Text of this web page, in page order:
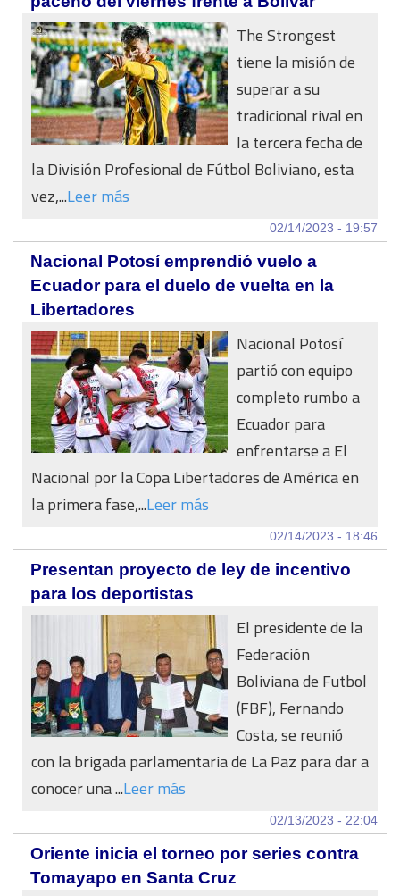
The Strongest
tiene la misión de
superar a su
tradicional rival en
la tercera fecha de
la División Profesional de Fútbol Boliviano, esta
vez,...Leer más
02/14/2023 - 19:57
Nacional Potosí emprendió vuelo a
Ecuador para el duelo de vuelta en la
Libertadores
Nacional Potosí
partió con equipo
completo rumbo a
Ecuador para
enfrentarse a El
Nacional por la Copa Libertadores de América en
la primera fase,...Leer más
02/14/2023 - 18:46
Presentan proyecto de ley de incentivo
para los deportistas
El presidente de la
Federación
Boliviana de Futbol
(FBF), Fernando
Costa, se reunió
con la brigada parlamentaria de La Paz para dar a
conocer una ...Leer más
02/13/2023 - 22:04
Oriente inicia el torneo por series contra
Tomayapo en Santa Cruz